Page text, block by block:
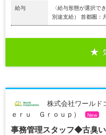
給与
〈給与形態が選択で
別途支給） 首都圏：
株式会社ワールド
ｅｒｕ Ｇｒｏｕｐ）
New
事務管理スタッフ◆古臭